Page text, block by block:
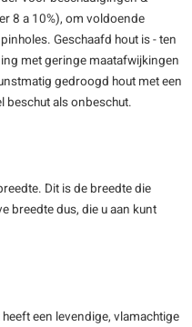
8 a 10%), om voldoende
Geschaafd hout is - ten
met geringe maatafwijkingen
gedroogd hout met een
beschut als onbeschut.
Dit is de breedte die
breedte dus, die u aan kunt
een levendige, vlamachtige